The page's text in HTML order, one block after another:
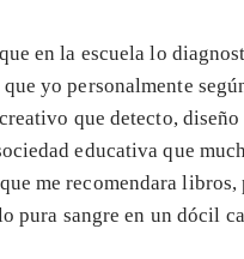
en la escuela lo
yo personalmente
que detecto,
educativa que
me recomendara
pura sangre en un dócil